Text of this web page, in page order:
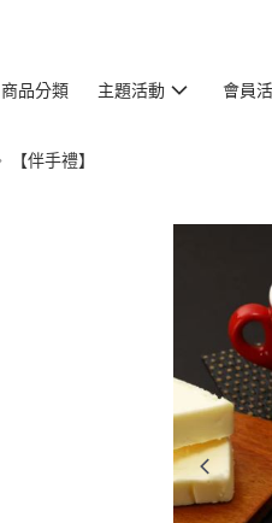
商品分類 主題活動 會員
【伴手禮】